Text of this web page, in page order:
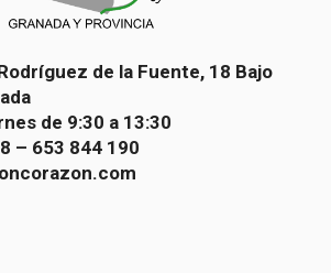
de la Fuente, 18 Bajo
de 9:30 a 13:30
– 653 844 190